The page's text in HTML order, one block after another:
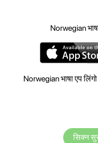
Norwegian
Norwegian भाषा एप
सिक्न